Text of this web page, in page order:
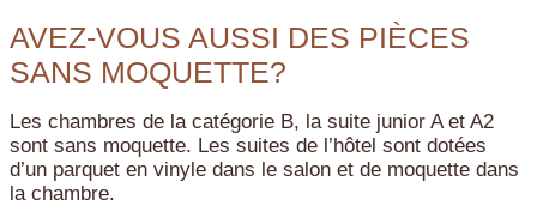
AVEZ-VOUS AUSSI DES PIÈCES
SANS MOQUETTE?
Les chambres de la catégorie B, la suite junior A et A2
sont sans moquette. Les suites de l’hôtel sont dotées
d’un parquet en vinyle dans le salon et de moquette dans
la chambre.